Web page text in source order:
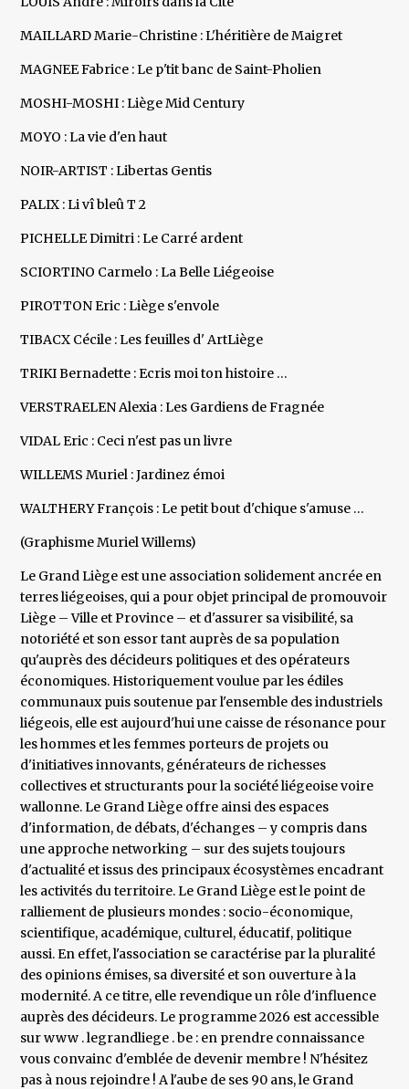
MAILLARD Marie-Christine : L'héritière de Maigret
MAGNEE Fabrice : Le p'tit banc de Saint-Pholien
MOSHI-MOSHI : Liège Mid Century
MOYO : La vie d'en haut
NOIR-ARTIST : Libertas Gentis
PALIX : Li vî bleû T 2
PICHELLE Dimitri : Le Carré ardent
SCIORTINO Carmelo : La Belle Liégeoise
PIROTTON Eric : Liège s'envole
TIBACX Cécile : Les feuilles d' ArtLiège
TRIKI Bernadette : Ecris moi ton histoire …
VERSTRAELEN Alexia : Les Gardiens de Fragnée
VIDAL Eric : Ceci n'est pas un livre
WILLEMS Muriel : Jardinez émoi
WALTHERY François : Le petit bout d'chique s'amuse …
(Graphisme Muriel Willems)
Le Grand Liège est une association solidement ancrée en
terres liégeoises, qui a pour objet principal de promouvoir
Liège – Ville et Province – et d'assurer sa visibilité, sa
notoriété et son essor tant auprès de sa population
qu'auprès des décideurs politiques et des opérateurs
économiques. Historiquement voulue par les édiles
communaux puis soutenue par l'ensemble des industriels
liégeois, elle est aujourd'hui une caisse de résonance pour
les hommes et les femmes porteurs de projets ou
d'initiatives innovants, générateurs de richesses
collectives et structurants pour la société liégeoise voire
wallonne. Le Grand Liège offre ainsi des espaces
d'information, de débats, d'échanges – y compris dans
une approche networking – sur des sujets toujours
d'actualité et issus des principaux écosystèmes encadrant
les activités du territoire. Le Grand Liège est le point de
ralliement de plusieurs mondes : socio-économique,
scientifique, académique, culturel, éducatif, politique
aussi. En effet, l'association se caractérise par la pluralité
des opinions émises, sa diversité et son ouverture à la
modernité. A ce titre, elle revendique un rôle d'influence
auprès des décideurs. Le programme 2026 est accessible
sur www . legrandliege . be : en prendre connaissance
vous convainc d'emblée de devenir membre ! N'hésitez
pas à nous rejoindre ! A l'aube de ses 90 ans, le Grand